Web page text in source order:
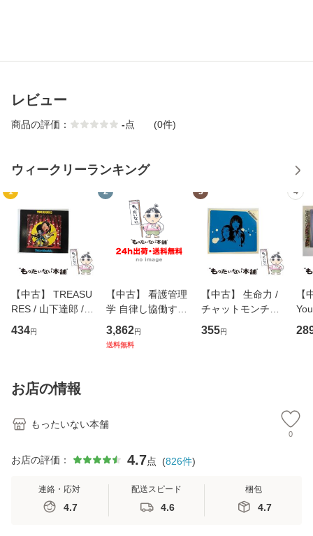
レビュー
商品の評価： -点 (0件)
ウィークリーランキング
1
【中古】 TREASU
RES / 山下達郎 /
イーストウエス
ト・ジャパン [CD]
434円
2
【中古】 看護管理
学 自律し協働する
専門職の看護マネ
ジメントスキル 改
3,862円
送料無料
3
【中古】 生命力 /
チャットモンチー /
キューンレコード
[CD]【メール便送
355円
4
【
のが
お店の情報
もったいない本舗
0
お店の評価： 4.7点 (826件)
連絡・応対
4.7
配送スピード
4.6
梱包
4.7